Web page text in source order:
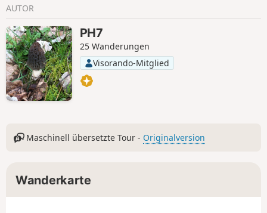
AUTOR
PH7
25 Wanderungen
Visorando-Mitglied
Maschinell übersetzte Tour - Originalversion
Wanderkarte